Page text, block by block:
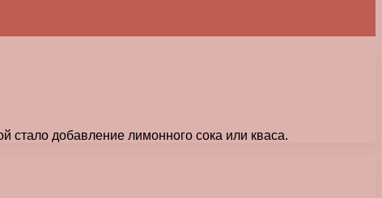
стало добавление лимонного сока или кваса.